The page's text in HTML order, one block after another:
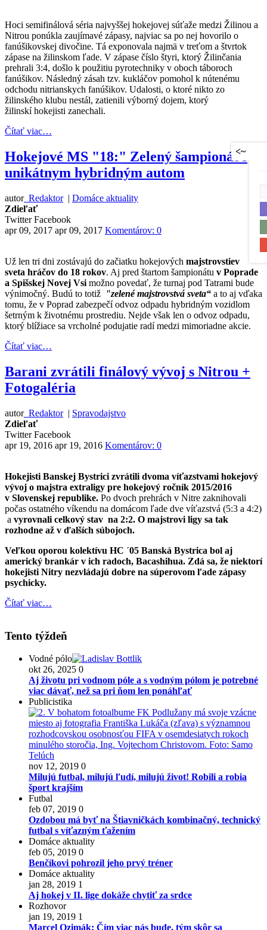
Hoci semifinálová séria najvyššej hokejovej súťaže medzi Žilinou a
Nitrou ponúkla zaujímavé zápasy, najviac sa po nej hovorilo o
fanúšikovskej divočine. Tá exponovala najmä v treťom a štvrtok
zápase na žilinskom ľade. V zápase číslo štyri, ktorý Žilinčania
prehrali 3:4, došlo k použitiu pyrotechniky v oboch táboroch
fanúšikov. Následný zásah tzv. kukláčov pomohol k nútenému
odchodu nitrianskych fanúšikov. Udalosti, o ktoré nikto zo
žilinského klubu nestál, zatienili výborný dojem, ktorý
žilinskí hokejisti zanechali.
Čítať viac…
Hokejové MS "18:" Zelený šampionát s
unikátnym hybridným autom
autor Redaktor | Domáce aktuality
Zdieľať
Twitter Facebook
apr 09, 2017 apr 09, 2017 Komentárov: 0
Už len tri dni zostávajú do začiatku hokejových majstrovstiev
sveta hráčov do 18 rokov. Aj pred štartom šampionátu v Poprade
a Spišskej Novej Vsi možno povedať, že turnaj pod Tatrami bude
výnimočný. Budú to totiž "zelené majstrovstvá sveta“ a to aj vďaka
tomu, že v Poprad zabezpečí odvoz odpadu hybridným vozidlom
šetrným k životnému prostrediu. Nejde však len o odvoz odpadu,
ktorý blížiace sa vrcholné podujatie radí medzi mimoriadne akcie.
Čítať viac…
Barani zvrátili finálový vývoj s Nitrou +
Fotogaléria
autor Redaktor | Spravodajstvo
Zdieľať
Twitter Facebook
apr 19, 2016 apr 19, 2016 Komentárov: 0
Hokejisti Banskej Bystrici zvrátili dvoma víťazstvami hokejový
vývoj o majstra extraligy pre hokejový ročník 2015/2016
v Slovenskej republike. Po dvoch prehrách v Nitre zaknihovali
počas ostatného víkendu na domácom ľade dve víťazstvá (5:3 a 4:2)
a vyrovnali celkový stav na 2:2. O majstrovi ligy sa tak
rozhodne až v ďalších súbojoch.
Veľkou oporou kolektívu HC ´05 Banská Bystrica bol aj
americký brankár v ich radoch, Bacashihua. Zdá sa, že niektorí
hokejisti Nitry nezvládajú dobre na súperovom ľade zápasy
psychicky.
Čítať viac…
Tento týždeň
Vodné pólo
okt 26, 2025 0
Aj životu pri vodnom póle a s vodným pólom je potrebné
viac dávať, než sa pri ňom len ponáhľať
Publicistika
nov 12, 2019 0
Milujú futbal, milujú ľudí, milujú život! Robili a robia
šport krajším
Futbal
feb 07, 2019 0
Ozdobou má byť na Štiavničkách kombinačný, technický
futbal s víťazným ťažením
Domáce aktuality
feb 05, 2019 0
Benčíkovi pohrozil jeho prvý tréner
Domáce aktuality
jan 28, 2019 1
Aj hokej v II. lige dokáže chytiť za srdce
Rozhovor
jan 19, 2019 1
Marcel Ozimák: Čím viac nás bude, tým skôr sa
<~